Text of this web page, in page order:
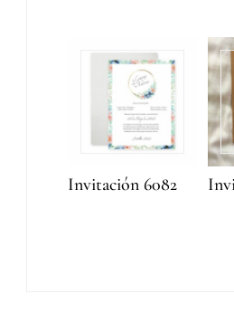
Invitación 6082